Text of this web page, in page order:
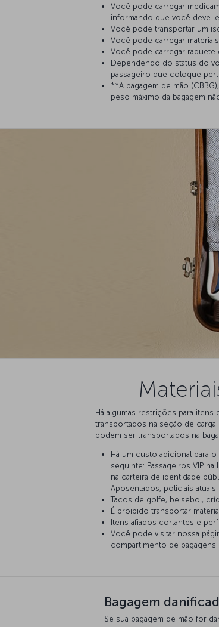
Você pode carregar
informando que você deve
Você pode transportar um
Você pode carregar
Você pode carregar raquete
Dependendo do status do
passageiro que coloque
**A bagagem de mão
peso máximo da bagagem
Há algumas restrições para
transportados na seção de
podem ser transportados na
Há um custo adicional para
seguinte: Passageiros VIP
na carteira de identidade
Aposentados; policiais
Tacos de golfe, beisebol,
É proibido transportar
Itens afiados cortantes e
Você pode visitar nossa
compartimento de bagagens
Bagagem
Se sua bagagem de mão for